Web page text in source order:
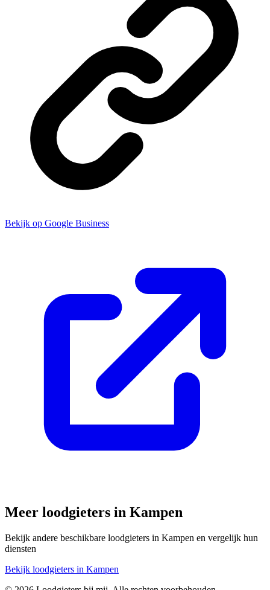
Bekijk op Google Business
Meer loodgieters in Kampen
Bekijk andere beschikbare loodgieters in Kampen en vergelijk hun
diensten
Bekijk loodgieters in Kampen